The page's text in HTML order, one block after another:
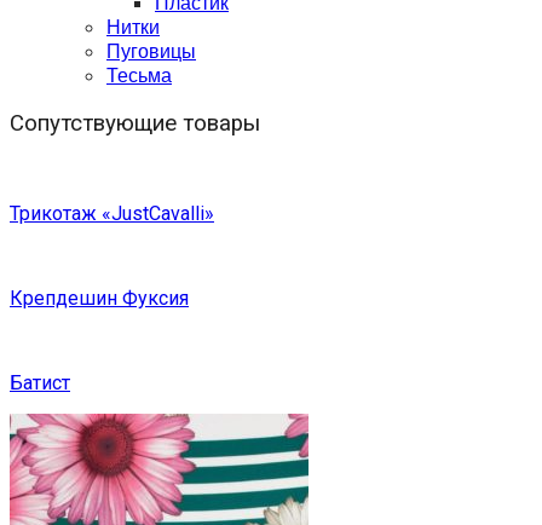
Нитки
Пуговицы
Тесьма
Сопутствующие товары
Трикотаж «JustCavalli»
Крепдешин Фуксия
Батист